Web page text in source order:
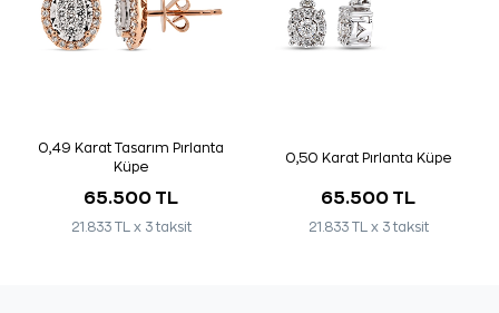
0,49 Karat Tasarım Pırlanta
Küpe
65.500 TL
21.833 TL x 3 taksit
0,50 Karat Pırlanta Küpe
65.500 TL
21.833 TL x 3 taksit